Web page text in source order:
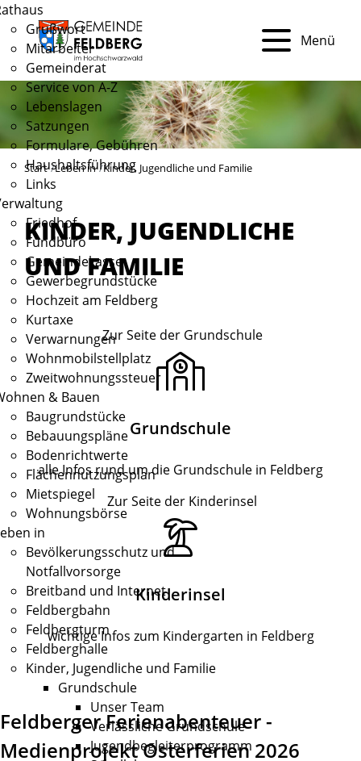
Grußwort
Mitarbeiter
Gemeinderat
Service von A-Z
Lebenslagen
Satzungen
Formulare, Gebühren
Haushaltsführung
Links
Friedhof
Fundbüro
Gemeindekasse
Gewerbegrundstücke
Hochzeit am Feldberg
Kurtaxe
Verwarnungen
Wohnmobilstellplatz
Zweitwohnungssteuer
& Bauen
Baugrundstücke
Bebauungspläne
Bodenrichtwerte
Flächennutzungsplan
Mietspiegel
Wohnungsbörse
in
Bevölkerungsschutz und
Notfallvorsorge
Breitband und Internet
Feldbergbahn
Feldbergturm
Feldberghalle
Kinder, Jugendliche und Familie
Grundschule
Unser Team
Verlässliche Grundschule
Jugendbegleiterprogramm
Menü
Start Leben in Kinder, Jugendliche und Familie
KINDER, JUGENDLICHE
UND FAMILIE
Grundschule
alle Infos rund um die Grundschule in Feldberg
Zur Seite der Grundschule
Kinderinsel
wichtige Infos zum Kindergarten in Feldberg
Zur Seite der Kinderinsel
Feldberger Ferienabenteuer -
Medienprojekt Osterferien 2026